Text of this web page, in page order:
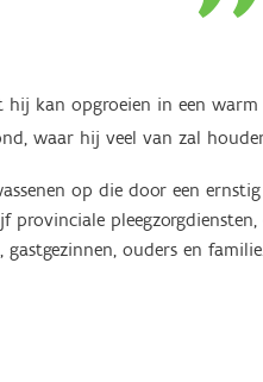
hij kan opgroeien in een warm
waar hij veel van zal
op die door een
pleegzorgdiensten,
gastgezinnen, ouders en